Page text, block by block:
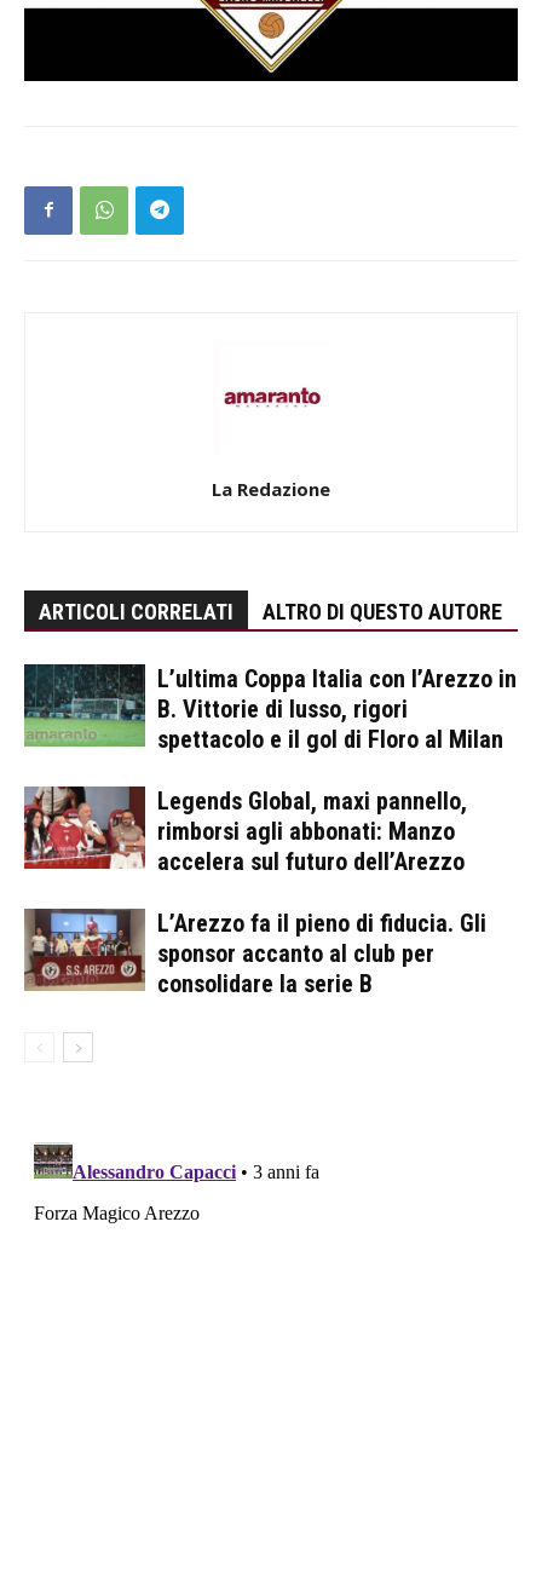
La Redazione
ARTICOLI CORRELATI ALTRO DI QUESTO AUTORE
L’ultima Coppa Italia con l’Arezzo in
B. Vittorie di lusso, rigori
spettacolo e il gol di Floro al Milan
Legends Global, maxi pannello,
rimborsi agli abbonati: Manzo
accelera sul futuro dell’Arezzo
L’Arezzo fa il pieno di fiducia. Gli
sponsor accanto al club per
consolidare la serie B